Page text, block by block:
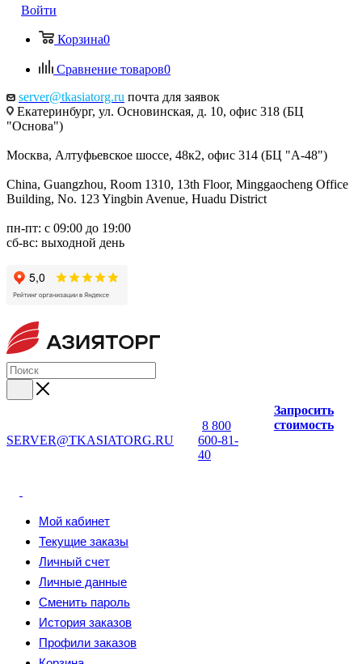
Войти
Корзина0
Сравнение товаров0
server@tkasiatorg.ru почта для заявок
Екатеринбург, ул. Основинская, д. 10, офис 318 (БЦ
"Основа")
Москва, Алтуфьевское шоссе, 48к2, офис 314 (БЦ "А-48")
China, Guangzhou, Room 1310, 13th Floor, Minggaocheng Office
Building, No. 123 Yingbin Avenue, Huadu District
пн-пт: с 09:00 до 19:00
сб-вс: выходной день
SERVER@TKASIATORG.RU
8 800
600-81-
40
Запросить
стоимость
Мой кабинет
Текущие заказы
Личный счет
Личные данные
Сменить пароль
История заказов
Профили заказов